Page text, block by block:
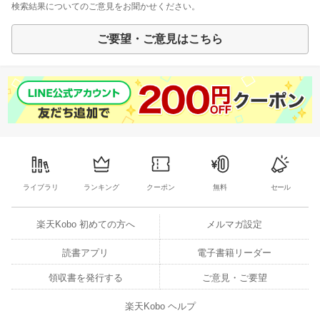
検索結果についてのご意見をお聞かせください。
ご要望・ご意見はこちら
ライブラリ ランキング クーポン 無料 セール
楽天Kobo 初めての方へ メルマガ設定
読書アプリ 電子書籍リーダー
領収書を発行する ご意見・ご要望
楽天Kobo ヘルプ